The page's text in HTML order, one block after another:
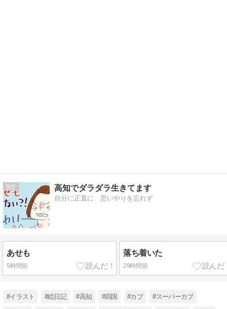
9 高知でダラダラ生きてます
自分に正直に 思いやりを忘れず
あせも
5時間前
落ち着いた
29時間前
#イラスト #絵日記 #高知 #四国 #カブ #スーパーカブ